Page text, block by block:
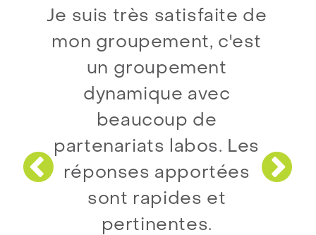
Aller à la
Je suis très satisfaite de
mon groupement, c'est
un groupement
dynamique avec
beaucoup de
partenariats labos. Les
réponses apportées
sont rapides et
pertinentes.